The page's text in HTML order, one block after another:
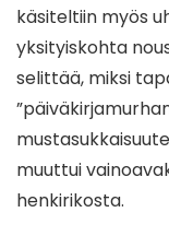
käsiteltiin myös
yksityiskohta
selittää, miksi
muuttui
henkirikosta.